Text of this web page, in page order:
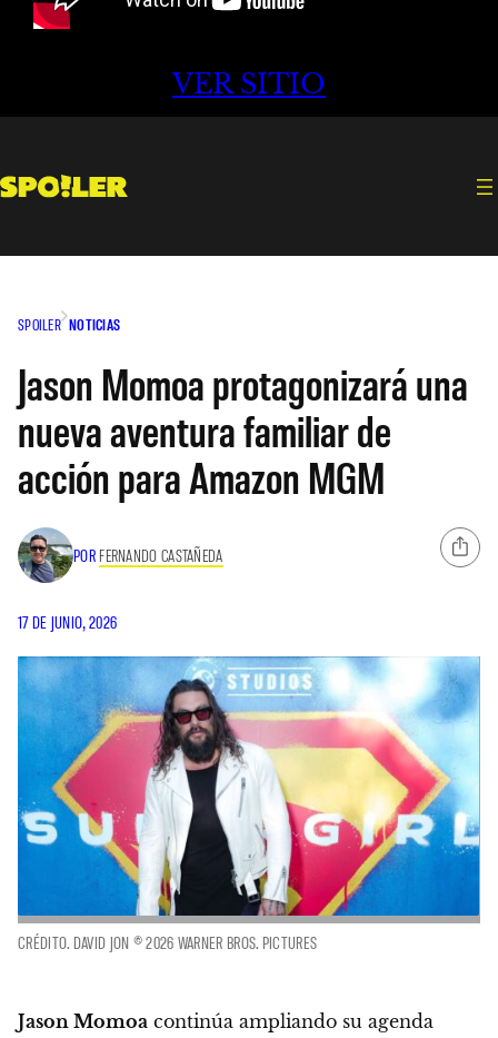
VER SITIO
SPOILER NOTICIAS
Jason Momoa protagonizará una
nueva aventura familiar de
acción para Amazon MGM
POR FERNANDO CASTAÑEDA
17 DE JUNIO, 2026
CRÉDITO. DAVID JON © 2026 WARNER BROS. PICTURES
Jason Momoa continúa ampliando su agenda